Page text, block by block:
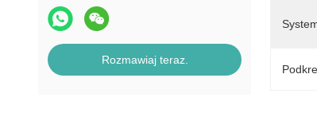
Rozmawiaj teraz.